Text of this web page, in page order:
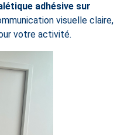
adhésive sur
visuelle claire,
votre activité.